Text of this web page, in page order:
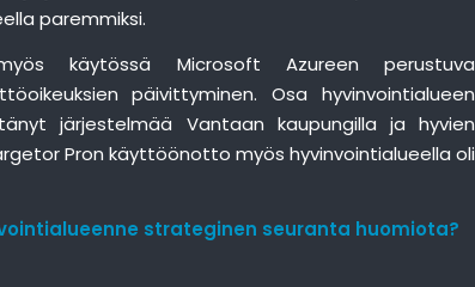
paremmiksi.
käytössä Microsoft Azureen perustuva
päivittyminen. Osa hyvinvointialueen
järjestelmää Vantaan kaupungilla ja hyvien
Pron käyttöönotto myös hyvinvointialueella oli
strateginen seuranta huomiota?